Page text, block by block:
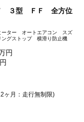
３型 ＦＦ 全方位
ーター オートエアコン スズ
グストップ 横滑り防止機
円
ヶ月：走行無制限)